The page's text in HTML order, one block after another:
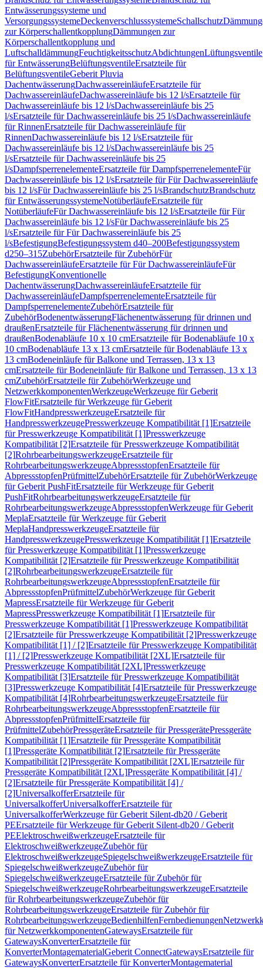
Entwässerungssysteme und
VersorgungssystemeDeckenverschlusssystemeSchallschutz
zur KörperschallentkopplungDämmungen zur
Körperschallentkopplung und
LuftschalldämmungFeuchtigkeitsschutzAbdichtungenLüftungsventile
für EntwässerungBelüftungsventileErsatzteile für
BelüftungsventileGeberit Pluvia
DachentwässerungDachwassereinläufeErsatzteile für
DachwassereinläufeDachwassereinläufe bis 12 l/sErsatzteile für
Dachwassereinläufe bis 12 l/sDachwassereinläufe bis 25
l/sErsatzteile für Dachwassereinläufe bis 25 l/sDachwassereinläufe
für RinnenErsatzteile für Dachwassereinläufe für
RinnenDachwassereinläufe bis 12 l/sErsatzteile für
Dachwassereinläufe bis 12 l/sDachwassereinläufe bis 25
l/sErsatzteile für Dachwassereinläufe bis 25
l/sDampfsperrenelementeErsatzteile für DampfsperrenelementeFür
Dachwassereinläufe bis 12 l/sErsatzteile für Für Dachwassereinläufe
bis 12 l/sFür Dachwassereinläufe bis 25 l/sBrandschutzBrandschutz
für EntwässerungssystemeNotüberläufeErsatzteile für
NotüberläufeFür Dachwassereinläufe bis 12 l/sErsatzteile für Für
Dachwassereinläufe bis 12 l/sFür Dachwassereinläufe bis 25
l/sErsatzteile für Für Dachwassereinläufe bis 25
l/sBefestigungBefestigungssystem d40–200Befestigungssystem
d250–315ZubehörErsatzteile für ZubehörFür
DachwassereinläufeErsatzteile für Für DachwassereinläufeFür
BefestigungKonventionelle
DachentwässerungDachwassereinläufeErsatzteile für
DachwassereinläufeDampfsperrenelementeErsatzteile für
DampfsperrenelementeZubehörErsatzteile für
ZubehörBodenentwässerungFlächenentwässerung für drinnen und
draußenErsatzteile für Flächenentwässerung für drinnen und
draußenBodenabläufe 10 x 10 cmErsatzteile für Bodenabläufe 10 x
10 cmBodenabläufe 13 x 13 cmErsatzteile für Bodenabläufe 13 x
13 cmBodeneinläufe für Balkone und Terrassen, 13 x 13
cmErsatzteile für Bodeneinläufe für Balkone und Terrassen, 13 x 13
cmZubehörErsatzteile für ZubehörWerkzeuge und
NetzwerkkomponentenWerkzeugeWerkzeuge für Geberit
FlowFitErsatzteile für Werkzeuge für Geberit
FlowFitHandpresswerkzeugeErsatzteile für
HandpresswerkzeugePresswerkzeuge Kompatibilität [1]Ersatzteile
für Presswerkzeuge Kompatibilität [1]Presswerkzeuge
Kompatibilität [2]Ersatzteile für Presswerkzeuge Kompatibilität
[2]RohrbearbeitungswerkzeugeErsatzteile für
RohrbearbeitungswerkzeugeAbpressstopfenErsatzteile für
AbpressstopfenPrüfmittelZubehörErsatzteile für ZubehörWerkzeuge
für Geberit PushFitErsatzteile für Werkzeuge für Geberit
PushFitRohrbearbeitungswerkzeugeErsatzteile für
RohrbearbeitungswerkzeugeAbpressstopfenWerkzeuge für Geberit
MeplaErsatzteile für Werkzeuge für Geberit
MeplaHandpresswerkzeugeErsatzteile für
HandpresswerkzeugePresswerkzeuge Kompatibilität [1]Ersatzteile
für Presswerkzeuge Kompatibilität [1]Presswerkzeuge
Kompatibilität [2]Ersatzteile für Presswerkzeuge Kompatibilität
[2]RohrbearbeitungswerkzeugeErsatzteile für
RohrbearbeitungswerkzeugeAbpressstopfenErsatzteile für
AbpressstopfenPrüfmittelZubehörWerkzeuge für Geberit
MapressErsatzteile für Werkzeuge für Geberit
MapressPresswerkzeuge Kompatibilität [1]Ersatzteile für
Presswerkzeuge Kompatibilität [1]Presswerkzeuge Kompatibilität
[2]Ersatzteile für Presswerkzeuge Kompatibilität [2]Presswerkzeuge
Kompatibilität [1] / [2]Ersatzteile für Presswerkzeuge Kompatibilität
[1] / [2]Presswerkzeuge Kompatibilität [2XL]Ersatzteile für
Presswerkzeuge Kompatibilität [2XL]Presswerkzeuge
Kompatibilität [3]Ersatzteile für Presswerkzeuge Kompatibilität
[3]Presswerkzeuge Kompatibilität [4]Ersatzteile für Presswerkzeuge
Kompatibilität [4]RohrbearbeitungswerkzeugeErsatzteile für
RohrbearbeitungswerkzeugeAbpressstopfenErsatzteile für
AbpressstopfenPrüfmittelErsatzteile für
PrüfmittelZubehörPressgeräteErsatzteile für PressgerätePressgeräte
Kompatibilität [1]Ersatzteile für Pressgeräte Kompatibilität
[1]Pressgeräte Kompatibilität [2]Ersatzteile für Pressgeräte
Kompatibilität [2]Pressgeräte Kompatibilität [2XL]Ersatzteile für
Pressgeräte Kompatibilität [2XL]Pressgeräte Kompatibilität [4] /
[2]Ersatzteile für Pressgeräte Kompatibilität [4] /
[2]UniversalkofferErsatzteile für
UniversalkofferUniversalkofferErsatzteile für
UniversalkofferWerkzeuge für Geberit Silent-db20 / Geberit
PEErsatzteile für Werkzeuge für Geberit Silent-db20 / Geberit
PEElektroschweißwerkzeugeErsatzteile für
ElektroschweißwerkzeugeZubehör für
ElektroschweißwerkzeugeSpiegelschweißwerkzeugeErsatzteile für
SpiegelschweißwerkzeugeZubehör für
SpiegelschweißwerkzeugeErsatzteile für Zubehör für
SpiegelschweißwerkzeugeRohrbearbeitungswerkzeugeErsatzteile
für RohrbearbeitungswerkzeugeZubehör für
RohrbearbeitungswerkzeugeErsatzteile für Zubehör für
RohrbearbeitungswerkzeugeBedienhilfenFernbedienungen
für NetzwerkkomponentenGatewaysErsatzteile für
GatewaysKonverterErsatzteile für
KonverterMontagematerialGeberit ConnectGatewaysErsatzteile für
GatewaysKonverterErsatzteile für KonverterMontagematerial